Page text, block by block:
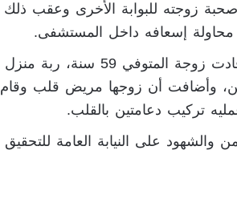
زوجته للبوابة الأخرى وعقب ذلك
محاولة إسعافه داخل المستشفى.
تابعت التحريات الاولية وجود شهود على الواقعة بينما أفادت زوجة المتوفي 59 سنة، ربة منزل
وأضافت أن زوجها مريض قلب وقام
والشهود على النيابة العامة للتحقيق